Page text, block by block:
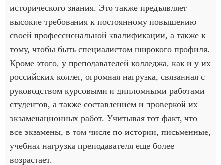
исторического знания. Это также предъявляет
высокие требования к постоянному повышению
своей профессиональной квалификации, а также к
тому, чтобы быть специалистом широкого профиля.
Кроме этого, у преподавателей колледжа, как и у их
российских коллег, огромная нагрузка, связанная с
руководством курсовыми и дипломными работами
студентов, а также составлением и проверкой их
экзаменационных работ. Учитывая тот факт, что
все экзамены, в том числе по истории, письменные,
учебная нагрузка преподавателя еще более
возрастает.